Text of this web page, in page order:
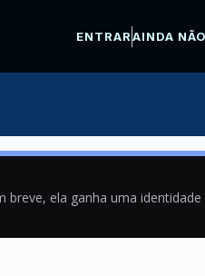
ENTRARAINDA
ela ganha uma